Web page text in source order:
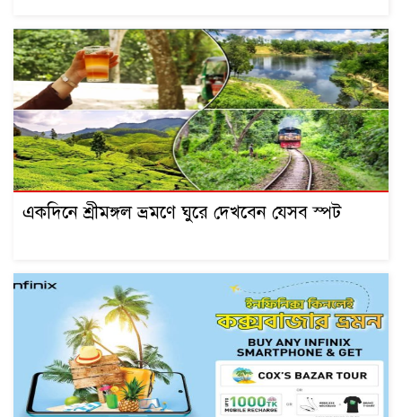
একদিনে শ্রীমঙ্গল ভ্রমণে ঘুরে দেখবেন যেসব স্পট